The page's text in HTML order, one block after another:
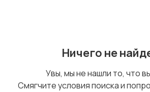
Ничего не
Увы, мы не нашли то, что
Смягчите условия поиска и